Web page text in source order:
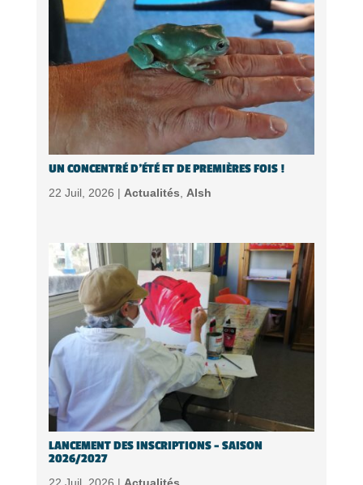
UN CONCENTRÉ D’ÉTÉ ET DE PREMIÈRES FOIS !
22 Juil, 2026 | Actualités Alsh
LANCEMENT DES INSCRIPTIONS – SAISON
2026/2027